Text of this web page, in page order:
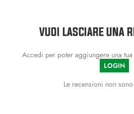
VUOI LASCIARE UNA
Accedi per poter aggiungere una
LOGIN
Le recensioni non